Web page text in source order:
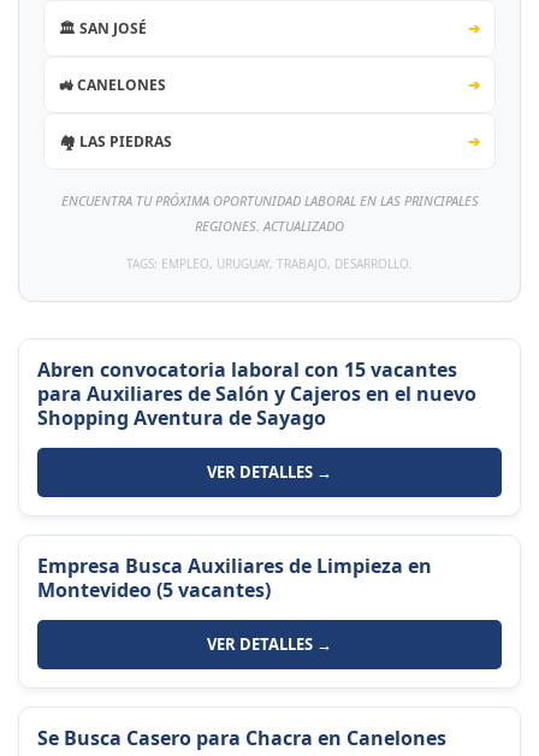
🏛️ SAN JOSÉ ➔
🚜 CANELONES ➔
🏘️ LAS PIEDRAS ➔
ENCUENTRA TU PRÓXIMA OPORTUNIDAD LABORAL EN LAS PRINCIPALES
REGIONES. ACTUALIZADO
TAGS: EMPLEO, URUGUAY, TRABAJO, DESARROLLO.
Abren convocatoria laboral con 15 vacantes
para Auxiliares de Salón y Cajeros en el nuevo
Shopping Aventura de Sayago
VER DETALLES →
Empresa Busca Auxiliares de Limpieza en
Montevideo (5 vacantes)
VER DETALLES →
Se Busca Casero para Chacra en Canelones